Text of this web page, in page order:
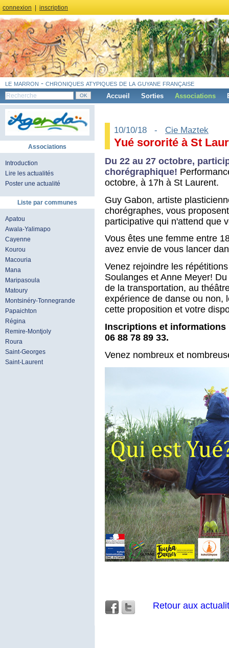
connexion inscription
le marron - chroniques atypiques de la guyane française
Accueil Sorties Associations
Associations
Introduction
Lire les actualités
Poster une actualité
Liste par communes
Apatou
Awala-Yalimapo
Cayenne
Kourou
Macouria
Mana
Maripasoula
Matoury
Montsinéry-Tonnegrande
Papaichton
Régina
Remire-Montjoly
Roura
Saint-Georges
Saint-Laurent
10/10/18 - Cie Maztek
Yué sororité à St
Du 22 au 27 octobre,
chorégraphique!
octobre, à 17h à St Laurent.
Guy Gabon, artiste
chorégraphes, vous
participative qui n'attend que
Vous êtes une femme entre
avez envie de vous lancer
Venez rejoindre les
Soulanges et Anne Meyer!
de la transportation, au
expérience de danse ou non,
cette proposition et votre
Inscriptions et informations
06 88 78 89 33.
Venez nombreux et
Retour aux